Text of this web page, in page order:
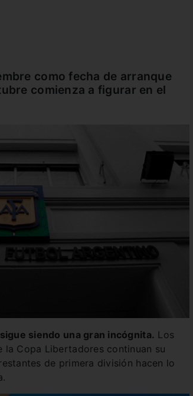
como fecha de arranque
comienza a figurar en el
siendo una gran incógnita. Los
Copa Libertadores continuan su
de primera división hacen lo